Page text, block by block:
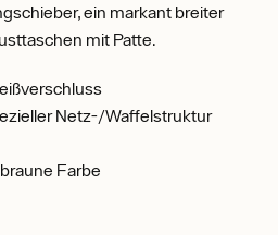
ein markant breiter
mit Patte.
Netz-/Waffelstruktur
Farbe